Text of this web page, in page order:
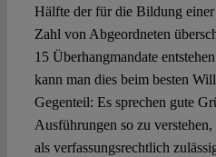
Hälfte der für die Bildung
Zahl von Abgeordneten
15 Überhangmandate
kann man dies beim besten
Gegenteil: Es sprechen gute
Ausführungen so zu
als verfassungsrechtlich